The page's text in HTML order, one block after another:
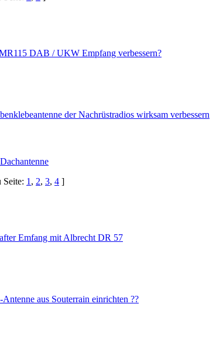
DAB / UKW Empfang verbessern?
der Nachrüstradios wirksam verbessern
Seite: 1 , 2, 3, 4 ]
Emfang mit Albrecht DR 57
aus Souterrain einrichten ??